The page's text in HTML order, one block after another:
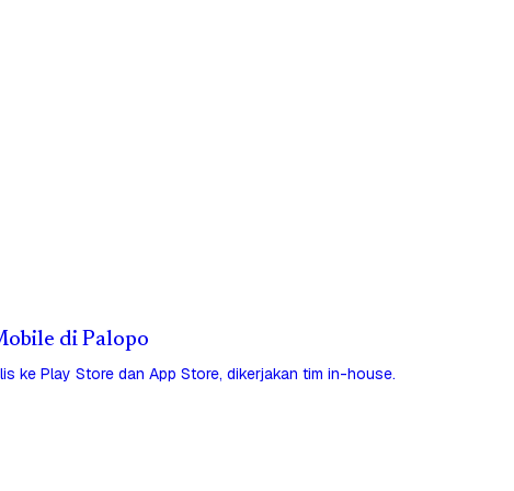
di Palopo
ke Play Store dan App Store, dikerjakan tim in-house.